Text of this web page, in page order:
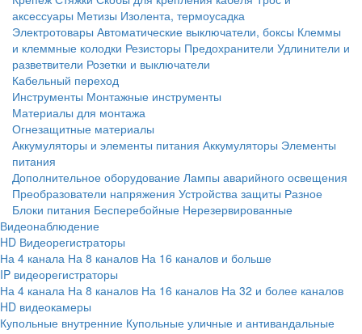
аксессуары Метизы Изолента, термоусадка
Электротовары Автоматические выключатели, боксы Клеммы
и клеммные колодки Резисторы Предохранители Удлинители и
разветвители Розетки и выключатели
Кабельный переход
Инструменты Монтажные инструменты
Материалы для монтажа
Огнезащитные материалы
Аккумуляторы и элементы питания Аккумуляторы Элементы
питания
Дополнительное оборудование Лампы аварийного освещения
Преобразователи напряжения Устройства защиты Разное
Блоки питания Бесперебойные Нерезервированные
Видеонаблюдение
HD Видеорегистраторы
На 4 канала На 8 каналов На 16 каналов и больше
IP видеорегистраторы
На 4 канала На 8 каналов На 16 каналов На 32 и более каналов
HD видеокамеры
Купольные внутренние Купольные уличные и антивандальные